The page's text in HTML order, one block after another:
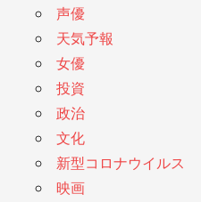
声優
天気予報
女優
投資
政治
文化
新型コロナウイルス
映画